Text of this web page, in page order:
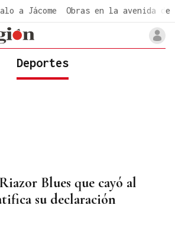
a Jácome Obras en la avenida de
Deportes
Blues que cayó al
su declaración